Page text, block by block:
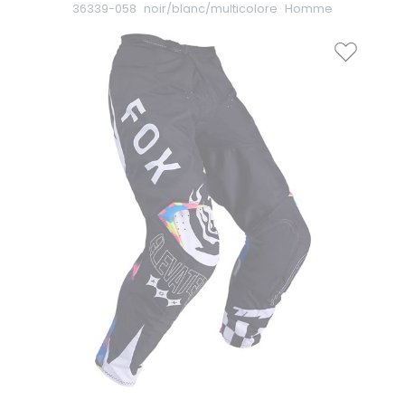
36339-058 noir/blanc/multicolore Homme